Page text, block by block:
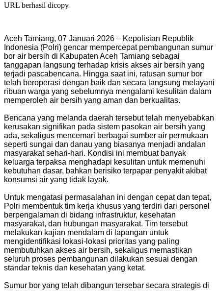
URL berhasil dicopy
Aceh Tamiang, 07 Januari 2026 – Kepolisian Republik
Indonesia (Polri) gencar mempercepat pembangunan sumur
bor air bersih di Kabupaten Aceh Tamiang sebagai
tanggapan langsung terhadap krisis akses air bersih yang
terjadi pascabencana. Hingga saat ini, ratusan sumur bor
telah beroperasi dengan baik dan secara langsung melayani
ribuan warga yang sebelumnya mengalami kesulitan dalam
memperoleh air bersih yang aman dan berkualitas.
‎Bencana yang melanda daerah tersebut telah menyebabkan
kerusakan signifikan pada sistem pasokan air bersih yang
ada, sekaligus mencemari berbagai sumber air permukaan
seperti sungai dan danau yang biasanya menjadi andalan
masyarakat sehari-hari. Kondisi ini membuat banyak
keluarga terpaksa menghadapi kesulitan untuk memenuhi
kebutuhan dasar, bahkan berisiko terpapar penyakit akibat
konsumsi air yang tidak layak.
‎Untuk mengatasi permasalahan ini dengan cepat dan tepat,
Polri membentuk tim kerja khusus yang terdiri dari personel
berpengalaman di bidang infrastruktur, kesehatan
masyarakat, dan hubungan masyarakat. Tim tersebut
melakukan kajian mendalam di lapangan untuk
mengidentifikasi lokasi-lokasi prioritas yang paling
membutuhkan akses air bersih, sekaligus memastikan
seluruh proses pembangunan dilakukan sesuai dengan
standar teknis dan kesehatan yang ketat.
‎Sumur bor yang telah dibangun tersebar secara strategis di